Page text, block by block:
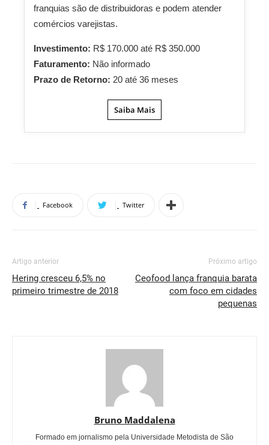
franquias são de distribuidoras e podem atender
comércios varejistas.
Investimento: R$ 170.000 até R$ 350.000
Faturamento: Não informado
Prazo de Retorno: 20 até 36 meses
Saiba Mais
Facebook Twitter
Artigo anterior
Hering cresceu 6,5% no
primeiro trimestre de 2018
Próximo artigo
Ceofood lança franquia barata
com foco em cidades
pequenas
Bruno Maddalena
Formado em jornalismo pela Universidade Metodista de São